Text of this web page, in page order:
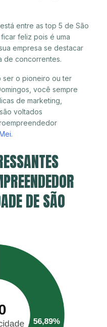
entre as top 5 de São
feliz pois é uma
empresa se destacar
de concorrentes.
o pioneiro ou ter
você sempre
de marketing,
voltados
.
DE SÃO